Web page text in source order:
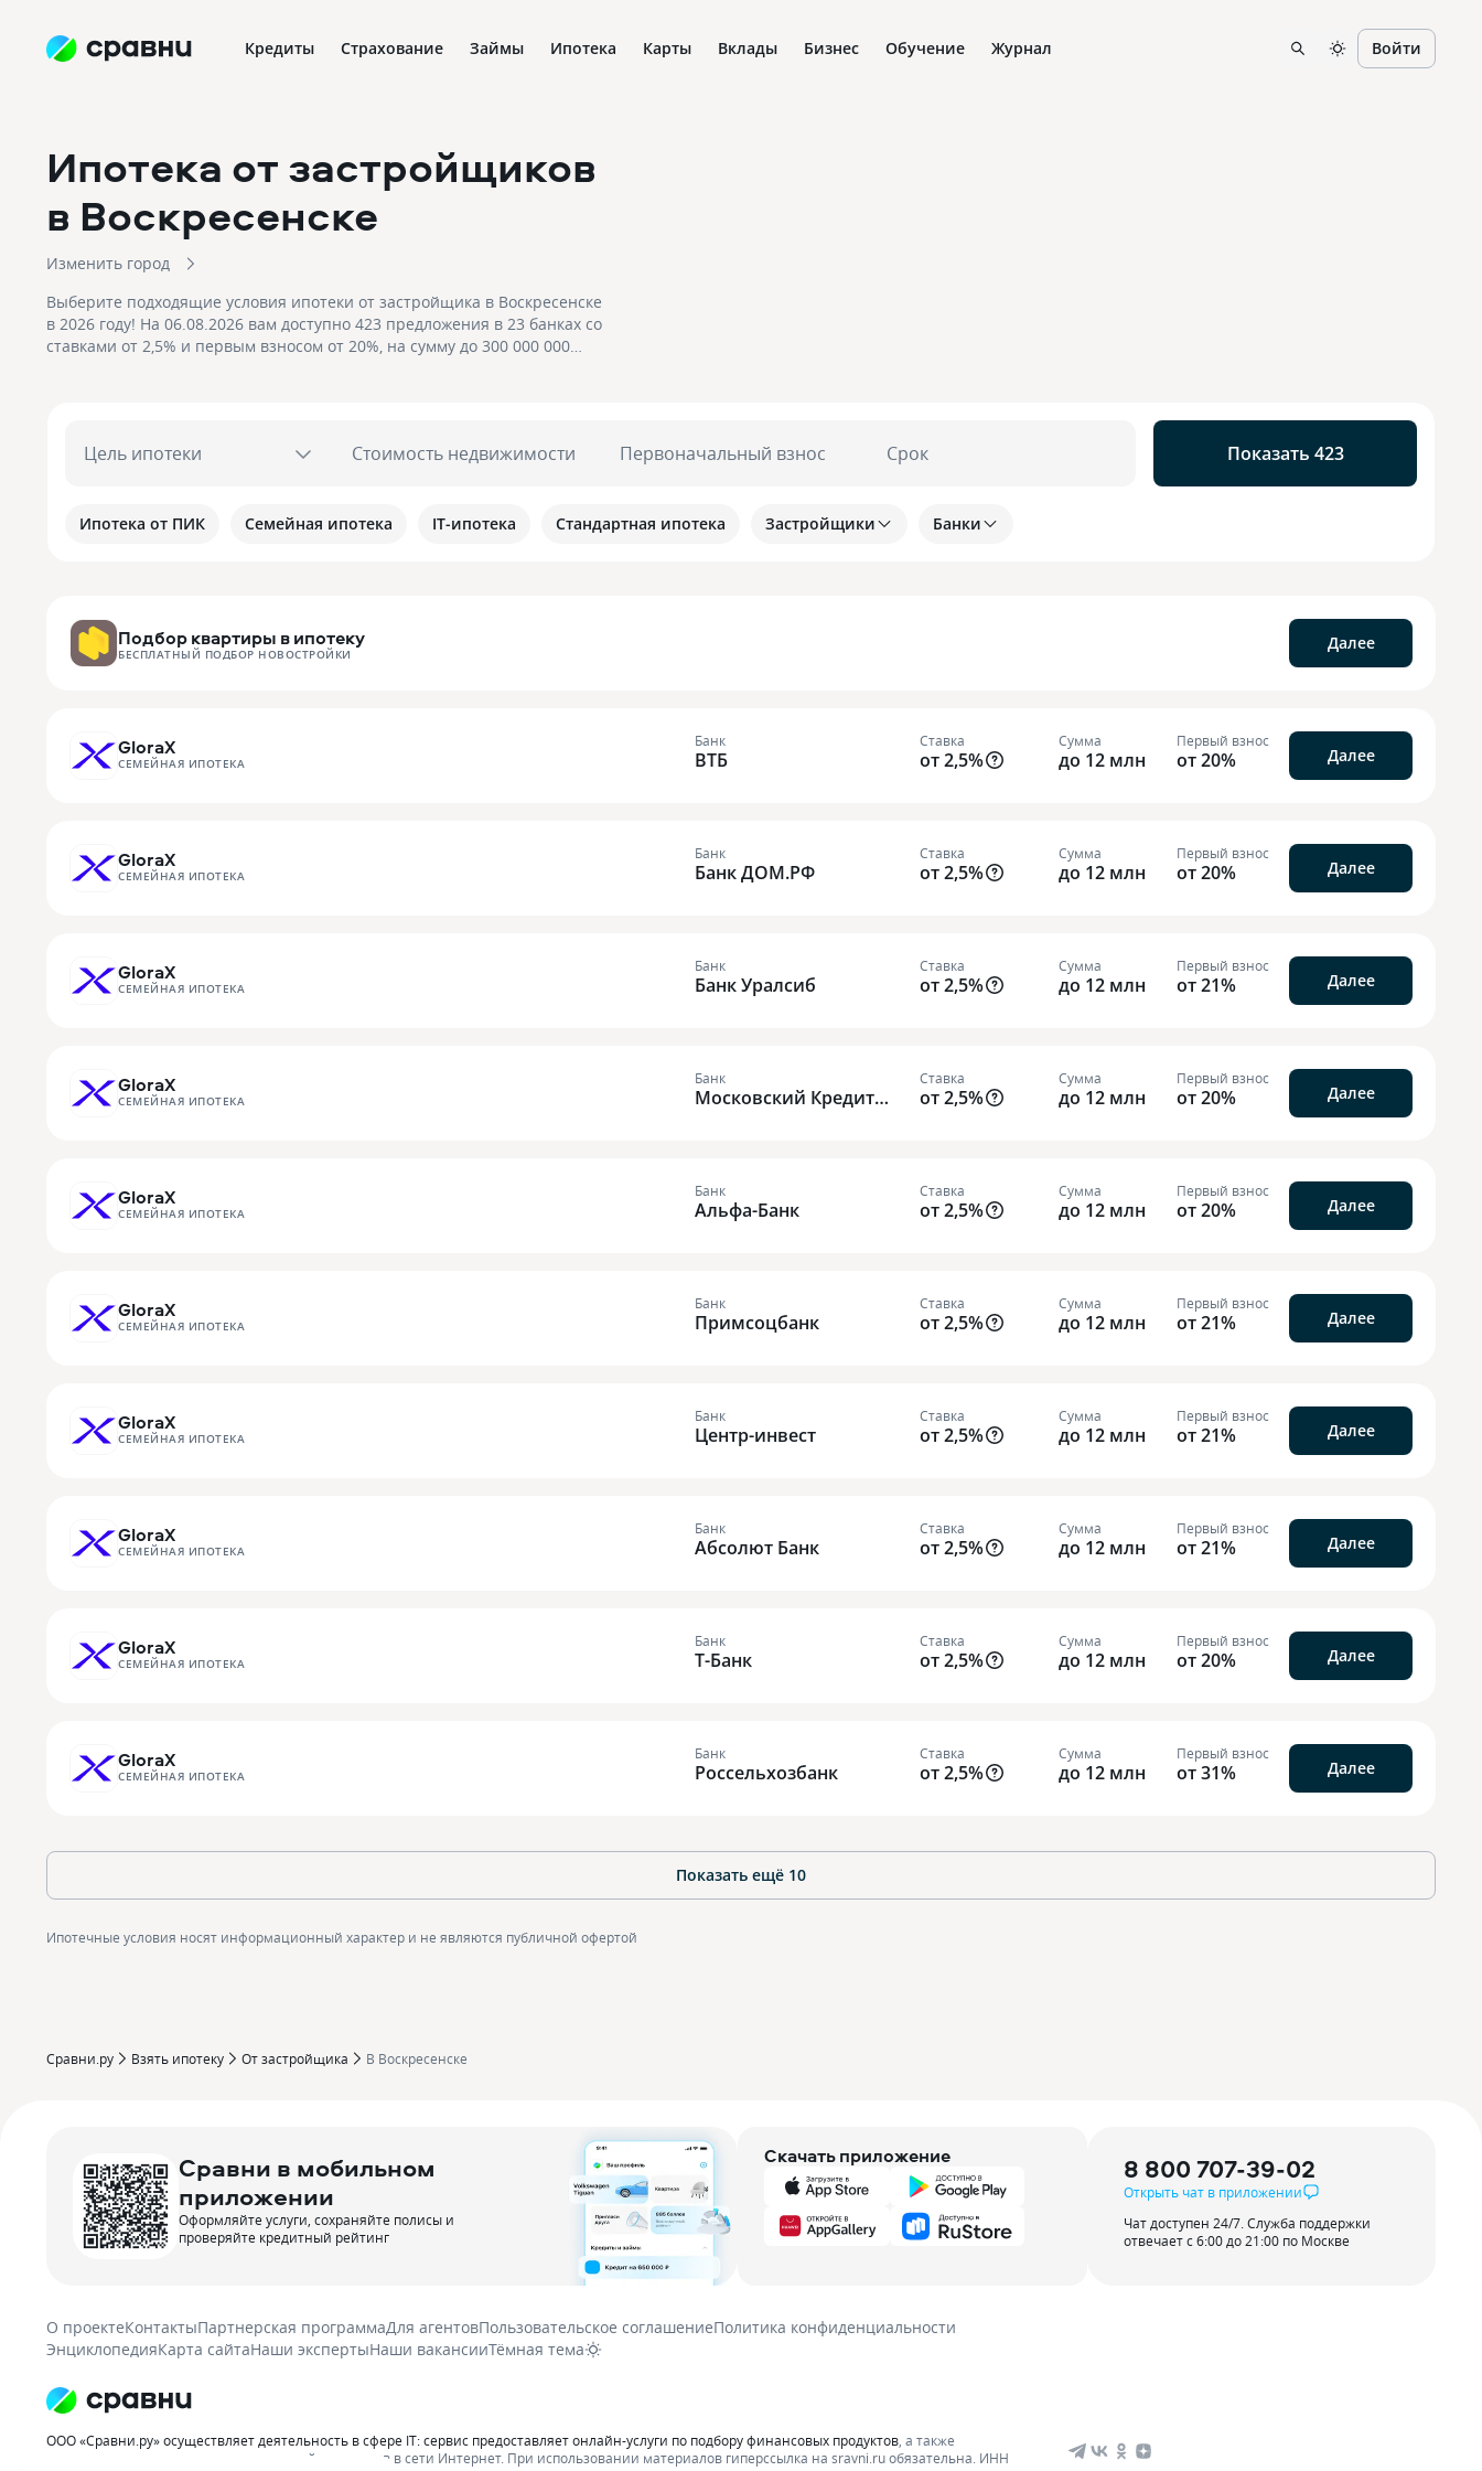
Кредиты Страхование Займы Ипотека Карты Вклады Бизнес Обучение Журнал Войти
Ипотека от застройщиков
в Воскресенске
Изменить город
Выберите подходящие условия ипотеки от застройщика в Воскресенске
в 2026 году! На 06.08.2026 вам доступно 423 предложения в 23 банках со
ставками от 2,5% и первым взносом от 20%, на сумму до 300 000 000
Цель ипотеки Стоимость недвижимости Первоначальный взнос Срок Показать 423
Ипотека от ПИК Семейная ипотека IT-ипотека Стандартная ипотека Застройщики Банки
Подбор квартиры в ипотеку
БЕСПЛАТНЫЙ ПОДБОР НОВОСТРОЙКИ
Далее
GloraX
СЕМЕЙНАЯ ИПОТЕКА
Банк
ВТБ
Ставка
от 2,5%
Сумма
до 12 млн
Первый взнос
от 20% Далее
GloraX
СЕМЕЙНАЯ ИПОТЕКА
Банк
Банк ДОМ.РФ
Ставка
от 2,5%
Сумма
до 12 млн
Первый взнос
от 20% Далее
GloraX
СЕМЕЙНАЯ ИПОТЕКА
Банк
Банк Уралсиб
Ставка
от 2,5%
Сумма
до 12 млн
Первый взнос
от 21% Далее
GloraX
СЕМЕЙНАЯ ИПОТЕКА
Банк
Московский Кредитн
Ставка
от 2,5%
Сумма
до 12 млн
Первый взнос
от 20% Далее
GloraX
СЕМЕЙНАЯ ИПОТЕКА
Банк
Альфа-Банк
Ставка
от 2,5%
Сумма
до 12 млн
Первый взнос
от 20% Далее
GloraX
СЕМЕЙНАЯ ИПОТЕКА
Банк
Примсоцбанк
Ставка
от 2,5%
Сумма
до 12 млн
Первый взнос
от 21% Далее
GloraX
СЕМЕЙНАЯ ИПОТЕКА
Банк
Центр-инвест
Ставка
от 2,5%
Сумма
до 12 млн
Первый взнос
от 21% Далее
GloraX
СЕМЕЙНАЯ ИПОТЕКА
Банк
Абсолют Банк
Ставка
от 2,5%
Сумма
до 12 млн
Первый взнос
от 21% Далее
GloraX
СЕМЕЙНАЯ ИПОТЕКА
Банк
Т-Банк
Ставка
от 2,5%
Сумма
до 12 млн
Первый взнос
от 20% Далее
GloraX
СЕМЕЙНАЯ ИПОТЕКА
Банк
Россельхозбанк
Ставка
от 2,5%
Сумма
до 12 млн
Первый взнос
от 31% Далее
Показать ещё 10
Ипотечные условия носят информационный характер и не являются публичной офертой
Сравни.ру Взять ипотеку От застройщика В Воскресенске
Сравни в мобильном
приложении
Оформляйте услуги, сохраняйте полисы и
проверяйте кредитный рейтинг
Скачать приложение 8 800 707-39-02
Открыть чат в приложении
Чат доступен 24/7. Служба поддержки
отвечает с 6:00 до 21:00 по Москве
О проектеКонтактыПартнерская программаДля агентовПользовательское соглашениеПолитика конфиденциальности
ЭнциклопедияКарта сайтаНаши экспертыНаши вакансииТёмная тема
ООО «Сравни.ру» осуществляет деятельность в сфере IT: сервис предоставляет онлайн-услуги по подбору финансовых продуктов , а также
распространению рекламы организаций-партнеров в сети Интернет. При использовании материалов гиперссылка на sravni.ru обязательна. ИНН